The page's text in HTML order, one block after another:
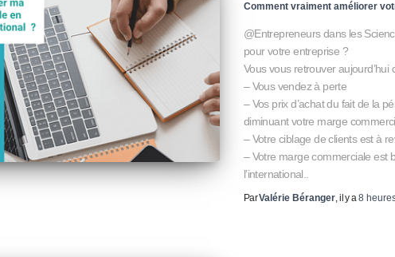
Comment vraiment améliorer
@Entrepreneurs dans les
pour votre entreprise ?
Vous vous retrouver aujourd’hui
– Vous vendez à perte
– Vos prix d’achat du fait de la
diminuant votre marge
– Votre ciblage de clients est à
– Votre marge commerciale est
l’international..
ParValérie Béranger, il y a8